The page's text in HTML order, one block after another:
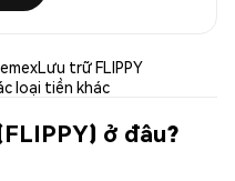
Lưu trữ FLIPPY
loại tiền khác
ở đâu?